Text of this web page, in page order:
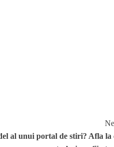
al unui portal de stiri? Afla la